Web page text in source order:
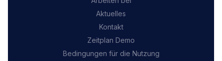
Aktuelles
Kontakt
Zeitplan Demo
Bedingungen für die Nutzung